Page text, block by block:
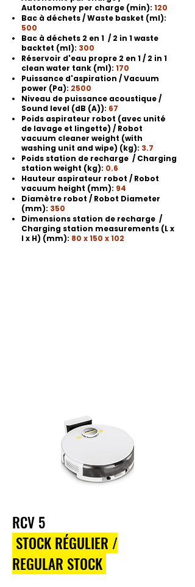
Autonomony per charge (min): 120
Bac à déchets / Waste basket (ml):
500
Bac à déchets 2 en 1 / 2 in 1 waste
backtet (ml): 300
Réservoir d'eau propre 2 en 1 / 2 in 1
clean water tank (ml): 170
Puissance d'aspiration / Vacuum
power (Pa): 2500
Niveau de puissance acoustique /
Sound level (dB (A)): 67
Poids aspirateur robot (avec unité
de lavage et lingette) / Robot
vacuum cleaner weight (with
washing unit and wipe) (kg): 3.7
Poids station de recharge / Charging
station weight (kg): 0.6
Hauteur aspirateur robot / Robot
vacuum height (mm): 94
Diamètre robot / Robot Diameter
(mm): 350
Dimensions station de recharge /
Charging station measurements (L x
l x H) (mm): 80 x 150 x 102
RCV 5
STOCK RÉGULIER /
REGULAR STOCK